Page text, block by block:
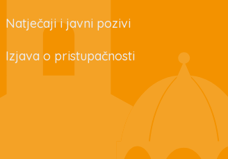
Natječaji i javni pozivi
Izjava o pristupačnosti